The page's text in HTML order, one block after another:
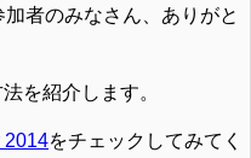
者のみなさん、ありがと
を紹介します。
2014をチェックしてみてく